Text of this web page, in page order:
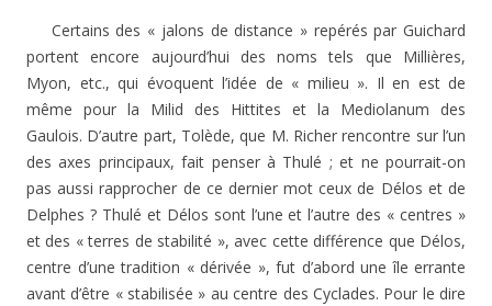
Certains des « jalons de distance » repérés par Guichard
portent encore aujourd’hui des noms tels que Millières,
Myon, etc., qui évoquent l’idée de « milieu ». Il en est de
même pour la Milid des Hittites et la Mediolanum des
Gaulois. D’autre part, Tolède, que M. Richer rencontre sur l’un
des axes principaux, fait penser à Thulé ; et ne pourrait-on
pas aussi rapprocher de ce dernier mot ceux de Délos et de
Delphes ? Thulé et Délos sont l’une et l’autre des « centres »
et des « terres de stabilité », avec cette différence que Délos,
centre d’une tradition « dérivée », fut d’abord une île errante
avant d’être « stabilisée » au centre des Cyclades. Pour le dire